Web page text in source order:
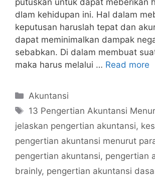
putuskan untuk dapat meberikan
dlam kehidupan ini. Hal dalam
keputusan haruslah tepat dan
dapat meminimalkan dampak
sebabkan. Di dalam membuat
maka harus melalui … Read more
Categories
Akuntansi
Tags
13 Pengertian Akuntansi
jelaskan pengertian akuntansi,
pengertian akuntansi menurut
pengertian akuntansi, pengertian
brainly, pengertian akuntansi